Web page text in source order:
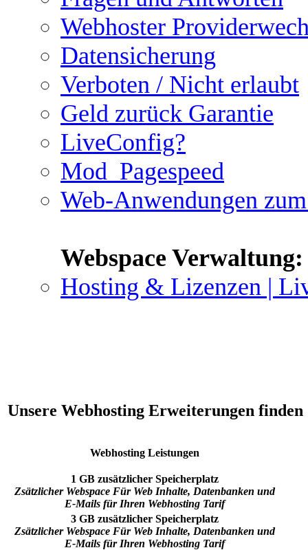
Webhoster
Datensicherung
Verboten / Nicht erlaubt
Geld zurück Garantie
LiveConfig?
Mod_Pagespeed
Web-Anwendungen
Webspace Verwaltung:
Hosting & Lizenzen |
Unsere Webhosting Erweiterungen finden
Webhosting Leistungen
1 GB zusätzlicher Speicherplatz
Zsätzlicher Webspace Für Web Inhalte, Datenbanken und
E-Mails für Ihren Webhosting Tarif
3 GB zusätzlicher Speicherplatz
Zsätzlicher Webspace Für Web Inhalte, Datenbanken und
E-Mails für Ihren Webhosting Tarif